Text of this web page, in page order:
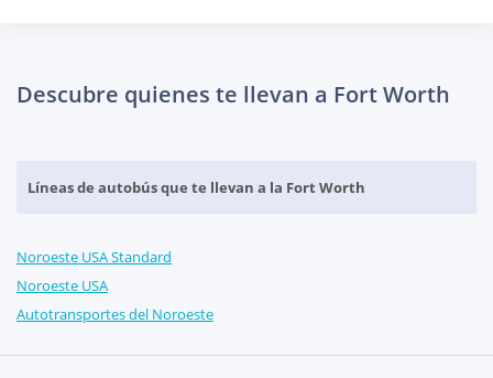
Descubre quienes te llevan a Fort Worth
Líneas de autobús que te llevan a la Fort Worth
Noroeste USA Standard
Noroeste USA
Autotransportes del Noroeste